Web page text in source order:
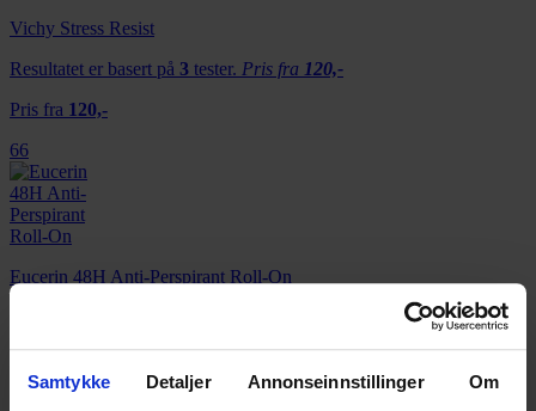
Samtykke Detaljer Annonseinnstillinger Om
Vichy Stress Resist
Resultatet er basert på 3 tester. Pris fra 120,-
Pris fra 120,-
66
Eucerin 48H Anti-Perspirant Roll-On